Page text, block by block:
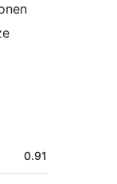
0.91